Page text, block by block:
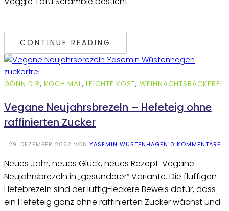
CONTINUE READING
GÖNN DIR, KOCH MAL, LEICHTE KOST, WEIHNACHTSBÄCKEREI
Vegane Neujahrsbrezeln – Hefeteig ohne
raffinierten Zucker
29. DEZEMBER 2022 VON YASEMIN WÜSTENHAGEN 0 KOMMENTARE
Neues Jahr, neues Glück, neues Rezept: Vegane
Neujahrsbrezeln in „gesünderer“ Variante. Die fluffigen
Hefebrezeln sind der luftig-leckere Beweis dafür, dass
ein Hefeteig ganz ohne raffinierten Zucker wächst und